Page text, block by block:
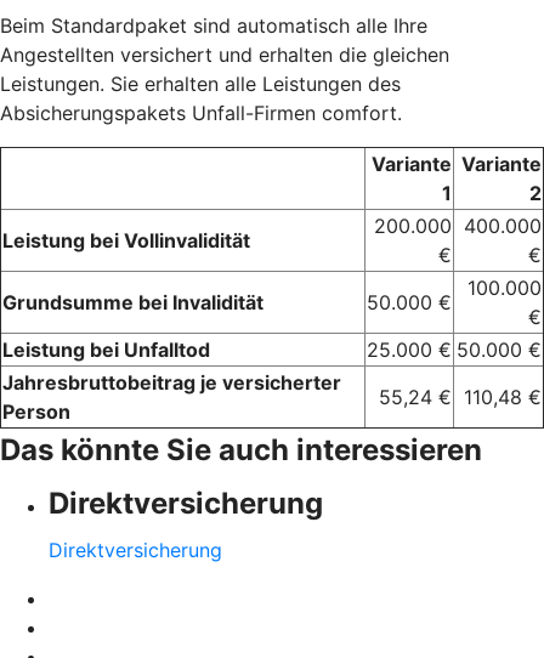
Beim Standardpaket sind automatisch alle Ihre
Angestellten versichert und erhalten die gleichen
Leistungen. Sie erhalten alle Leistungen des
Absicherungspakets Unfall-Firmen comfort.
Variante
1
Variante
2
Leistung bei Vollinvalidität
200.000
€
400.000
€
Grundsumme bei Invalidität
50.000 €
100.000
€
Leistung bei Unfalltod
25.000 € 50.000 €
Jahresbruttobeitrag je versicherter
Person
55,24 € 110,48 €
Das könnte Sie auch interessieren
Direktversicherung
Direktversicherung